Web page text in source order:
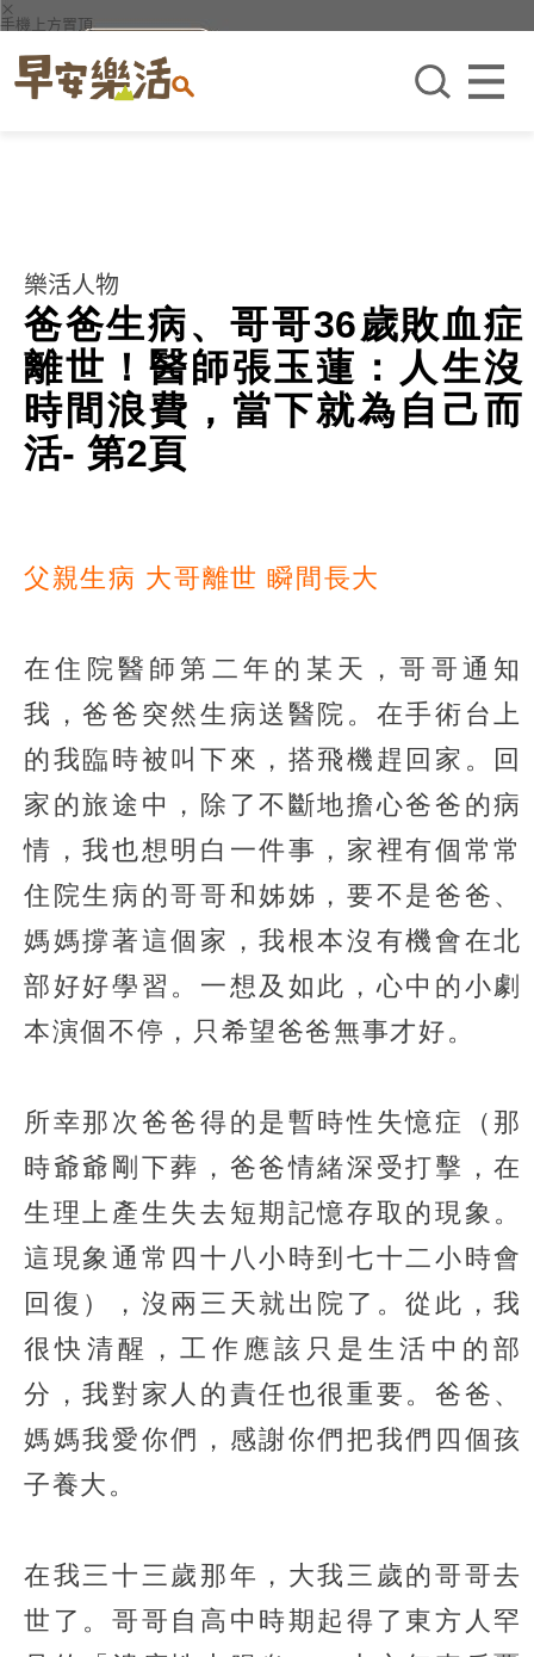
×
手機上方置頂
樂活人物
爸爸生病、哥哥36歲敗血症
離世！醫師張玉蓮：人生沒
時間浪費，當下就為自己而
活- 第2頁
父親生病 大哥離世 瞬間長大
在住院醫師第二年的某天，哥哥通知
我，爸爸突然生病送醫院。在手術台上
的我臨時被叫下來，搭飛機趕回家。回
家的旅途中，除了不斷地擔心爸爸的病
情，我也想明白一件事，家裡有個常常
住院生病的哥哥和姊姊，要不是爸爸、
媽媽撐著這個家，我根本沒有機會在北
部好好學習。一想及如此，心中的小劇
本演個不停，只希望爸爸無事才好。
所幸那次爸爸得的是暫時性失憶症（那
時爺爺剛下葬，爸爸情緒深受打擊，在
生理上產生失去短期記憶存取的現象。
這現象通常四十八小時到七十二小時會
回復），沒兩三天就出院了。從此，我
很快清醒，工作應該只是生活中的部
分，我對家人的責任也很重要。爸爸、
媽媽我愛你們，感謝你們把我們四個孩
子養大。
在我三十三歲那年，大我三歲的哥哥去
世了。哥哥自高中時期起得了東方人罕